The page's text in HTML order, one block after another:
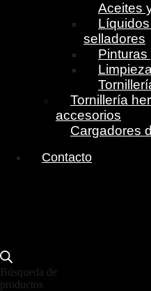
Aceites
selladores
Tornillería
accesorios
Cargadores
Contacto
Búsqueda de
productos